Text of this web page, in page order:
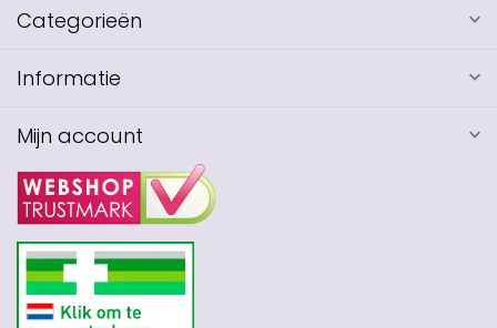
Categorieën
Informatie
Mijn account